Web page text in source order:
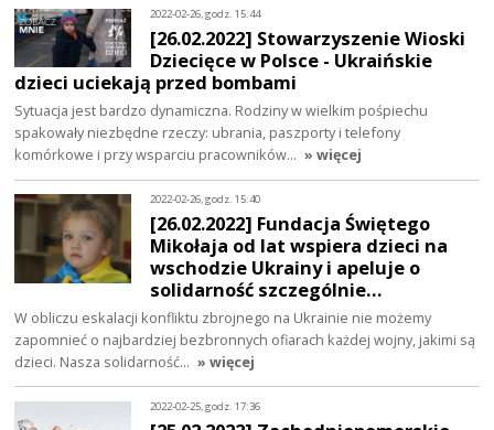
2022-02-26, godz. 15:44
[26.02.2022] Stowarzyszenie Wioski
Dziecięce w Polsce - Ukraińskie
dzieci uciekają przed bombami
Sytuacja jest bardzo dynamiczna. Rodziny w wielkim pośpiechu
spakowały niezbędne rzeczy: ubrania, paszporty i telefony
komórkowe i przy wsparciu pracowników… » więcej
2022-02-26, godz. 15:40
[26.02.2022] Fundacja Świętego
Mikołaja od lat wspiera dzieci na
wschodzie Ukrainy i apeluje o
solidarność szczególnie…
W obliczu eskalacji konfliktu zbrojnego na Ukrainie nie możemy
zapomnieć o najbardziej bezbronnych ofiarach każdej wojny, jakimi są
dzieci. Nasza solidarność… » więcej
2022-02-25, godz. 17:36